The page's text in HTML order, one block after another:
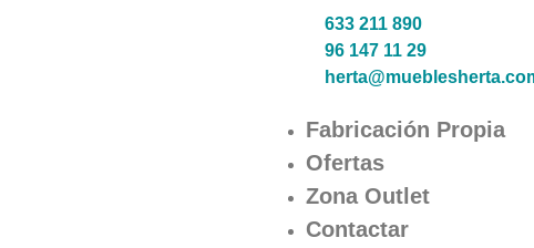
633 211 890
96 147 11 29
Fabricación Propia
Ofertas
Zona Outlet
Contactar